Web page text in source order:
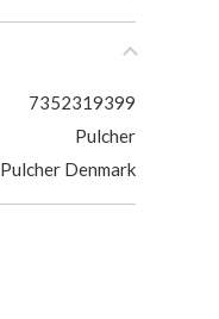
7352319399
Pulcher
Pulcher Denmark